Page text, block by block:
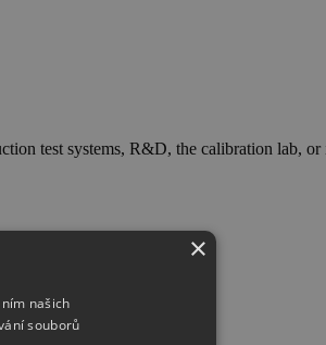
test systems, R&D, the calibration lab,
×
našich
souborů